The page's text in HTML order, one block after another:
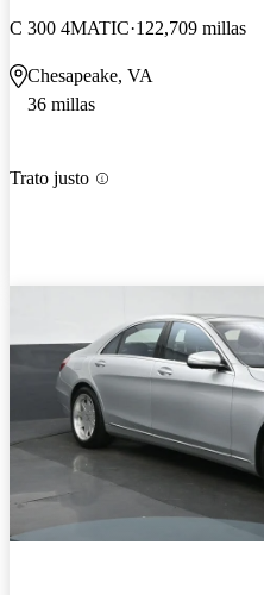
C 300 4MATIC 122,709 millas
Chesapeake, VA
36 millas
Trato justo